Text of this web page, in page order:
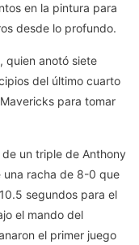
en la pintura para
desde lo profundo.
quien anotó siete
del último cuarto
para tomar
un triple de Anthony
una racha de 8-0 que
segundos para el
el mando del
el primer juego